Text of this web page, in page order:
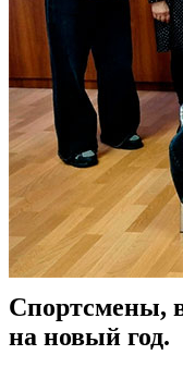
Спортсмены,
на новый год.